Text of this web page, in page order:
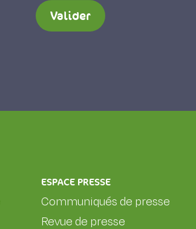
Valider
ESPACE PRESSE
Communiqués de presse
Revue de presse